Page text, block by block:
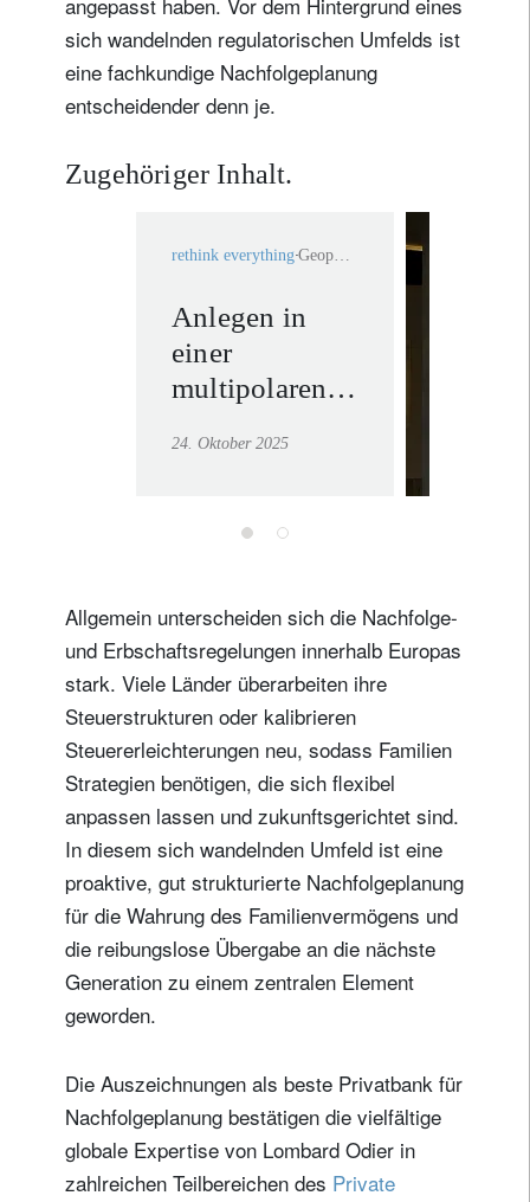
sich wandelnden regulatorischen Umfelds ist
eine fachkundige Nachfolgeplanung
entscheidender denn je.
Zugehöriger Inhalt.
rethink everything
Anlegen in
einer
multipolaren
24. Oktober 2025
Allgemein unterscheiden sich die Nachfolge-
und Erbschaftsregelungen innerhalb Europas
stark. Viele Länder überarbeiten ihre
Steuerstrukturen oder kalibrieren
Steuererleichterungen neu, sodass Familien
Strategien benötigen, die sich flexibel
anpassen lassen und zukunftsgerichtet sind.
In diesem sich wandelnden Umfeld ist eine
proaktive, gut strukturierte Nachfolgeplanung
für die Wahrung des Familienvermögens und
die reibungslose Übergabe an die nächste
Generation zu einem zentralen Element
geworden.
Die Auszeichnungen als beste Privatbank für
Nachfolgeplanung bestätigen die vielfältige
globale Expertise von Lombard Odier in
zahlreichen Teilbereichen des Private
Name
Wohnsitzland
Ich bin weder in den USA wohnhaft noch bin ich US-Bürger
Datenschutzerklärung verwendet